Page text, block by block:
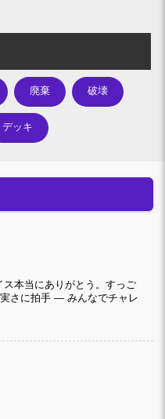
廃棄 破壊
デッキ
本当にありがとう。すっご
さに拍手 — みんなでチャレ